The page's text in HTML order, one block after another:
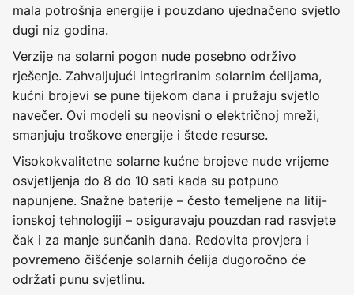
mala potrošnja energije i pouzdano ujednačeno svjetlo
dugi niz godina.
Verzije na solarni pogon nude posebno održivo
rješenje. Zahvaljujući integriranim solarnim ćelijama,
kućni brojevi se pune tijekom dana i pružaju svjetlo
navečer. Ovi modeli su neovisni o električnoj mreži,
smanjuju troškove energije i štede resurse.
Visokokvalitetne solarne kućne brojeve nude vrijeme
osvjetljenja do 8 do 10 sati kada su potpuno
napunjene. Snažne baterije – često temeljene na litij-
ionskoj tehnologiji – osiguravaju pouzdan rad rasvjete
čak i za manje sunčanih dana. Redovita provjera i
povremeno čišćenje solarnih ćelija dugoročno će
održati punu svjetlinu.